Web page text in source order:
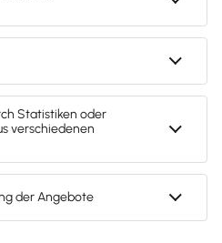
Version für
›